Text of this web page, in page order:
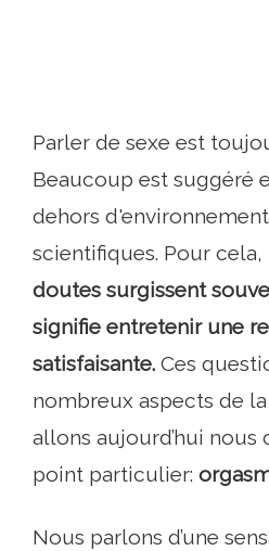
Parler de sexe est
Beaucoup est suggéré
dehors
scientifiques. Pour cela,
doutes surgissent
signifie entretenir une
satisfaisante. Ces
nombreux aspects de
allons aujourd’hui nous
point particulier:
Nous parlons d’une